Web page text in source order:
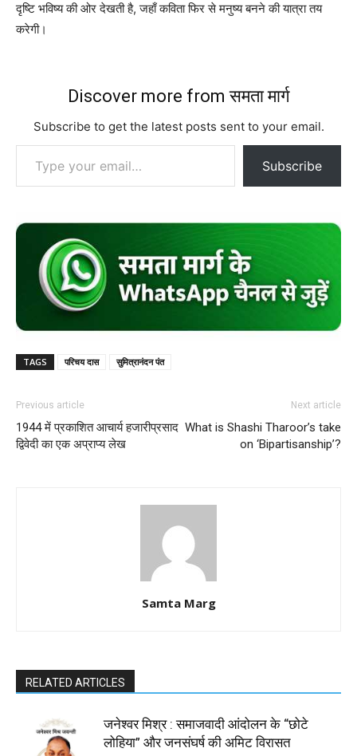
दृष्टि भविष्य की ओर देखती है, जहाँ कविता फिर से मनुष्य बनने की यात्रा तय
करेगी।
Discover more from समता मार्ग
Subscribe to get the latest posts sent to your email.
Type your email…
Subscribe
TAGS परिचय दास सुमित्रानंदन पंत
Previous article
1944 में प्रकाशित आचार्य हजारीप्रसाद
द्विवेदी का एक अप्राप्य लेख
Next article
What is Shashi Tharoor’s take
on ‘Bipartisanship’?
Samta Marg
RELATED ARTICLES
जनेश्वर मिश्र : समाजवादी आंदोलन के “छोटे
लोहिया” और जनसंघर्ष की अमिट विरासत